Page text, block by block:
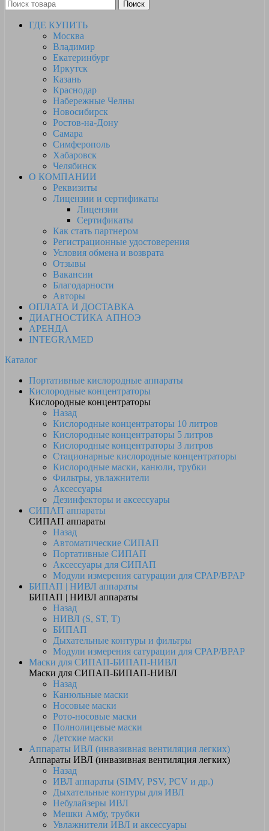
Поиск
ГДЕ КУПИТЬ
Москва
Владимир
Екатеринбург
Иркутск
Казань
Краснодар
Набережные Челны
Новосибирск
Ростов-на-Дону
Самара
Симферополь
Хабаровск
Челябинск
О КОМПАНИИ
Реквизиты
Лицензии и сертификаты
Лицензии
Сертификаты
Как стать партнером
Регистрационные удостоверения
Условия обмена и возврата
Отзывы
Вакансии
Благодарности
Авторы
ОПЛАТА И ДОСТАВКА
ДИАГНОСТИКА АПНОЭ
АРЕНДА
INTEGRAMED
Каталог
Портативные кислородные аппараты
Кислородные концентраторы
Кислородные концентраторы
Назад
Кислородные концентраторы 10 литров
Кислородные концентраторы 5 литров
Кислородные концентраторы 3 литров
Стационарные кислородные концентраторы
Кислородные маски, канюли, трубки
Фильтры, увлажнители
Аксессуары
Дезинфекторы и аксессуары
СИПАП аппараты
СИПАП аппараты
Назад
Автоматические СИПАП
Портативные СИПАП
Аксессуары для СИПАП
Модули измерения сатурации для CPAP/BPAP
БИПАП | НИВЛ аппараты
БИПАП | НИВЛ аппараты
Назад
НИВЛ (S, ST, T)
БИПАП
Дыхательные контуры и фильтры
Модули измерения сатурации для CPAP/BPAP
Маски для СИПАП-БИПАП-НИВЛ
Маски для СИПАП-БИПАП-НИВЛ
Назад
Канюльные маски
Носовые маски
Рото-носовые маски
Полнолицевые маски
Детские маски
Аппараты ИВЛ (инвазивная вентиляция легких)
Аппараты ИВЛ (инвазивная вентиляция легких)
Назад
ИВЛ аппараты (SIMV, PSV, PCV и др.)
Дыхательные контуры для ИВЛ
Небулайзеры ИВЛ
Мешки Амбу, трубки
Увлажнители ИВЛ и аксессуары